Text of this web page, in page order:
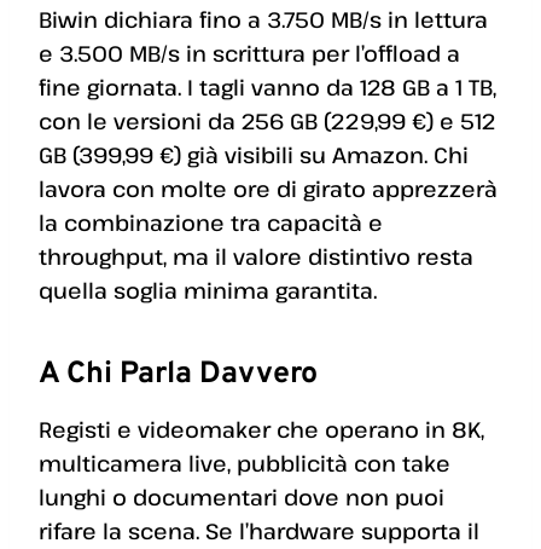
Biwin dichiara fino a 3.750 MB/s in lettura
e 3.500 MB/s in scrittura per l’offload a
fine giornata. I tagli vanno da 128 GB a 1 TB,
con le versioni da 256 GB (229,99 €) e 512
GB (399,99 €) già visibili su Amazon. Chi
lavora con molte ore di girato apprezzerà
la combinazione tra capacità e
throughput, ma il valore distintivo resta
quella soglia minima garantita.
A Chi Parla Davvero
Registi e videomaker che operano in 8K,
multicamera live, pubblicità con take
lunghi o documentari dove non puoi
rifare la scena. Se l’hardware supporta il